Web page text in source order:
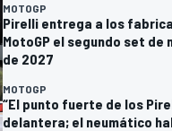
MOTOGP
Pirelli entrega a los
MotoGP el segundo set de
de 2027
MOTOGP
“El punto fuerte de los
delantera; el neumático